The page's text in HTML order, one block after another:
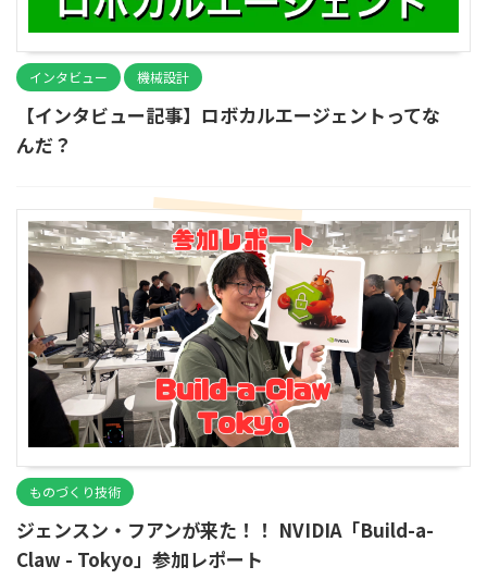
インタビュー 機械設計
【インタビュー記事】ロボカルエージェントってな
んだ？
ものづくり技術
ジェンスン・フアンが来た！！ NVIDIA「Build-a-
Claw - Tokyo」参加レポート